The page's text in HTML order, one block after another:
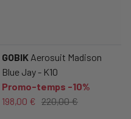
GOBIK Aerosuit Madison
Blue Jay - K10
Promo-temps -10%
198,00 € 220,00 €